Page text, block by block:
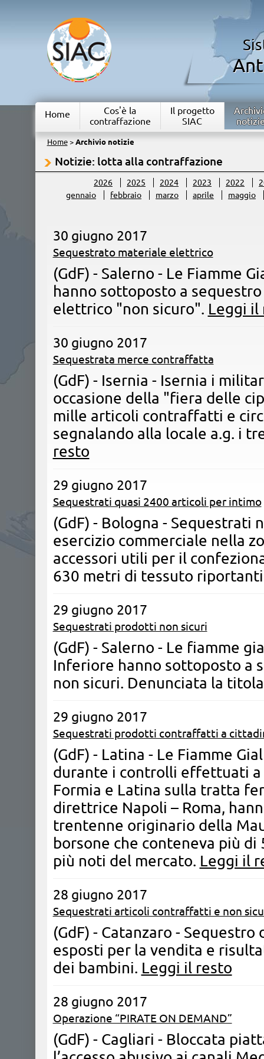
Home
Cos'è la
contraffazione
Il progetto
SIAC
Home> Archivio notizie
Notizie: lotta alla contraffazione
2026 2025 2024 2023 2022
gennaio
febbraio marzo aprile maggio
30 giugno 2017
Sequestrato materiale elettrico
(GdF) - Salerno - Le Fiamme
hanno sottoposto a
elettrico "non sicuro". Leggi il
30 giugno 2017
Sequestrata merce contraffatta
(GdF) - Isernia - Isernia i
occasione della "fiera delle
mille articoli contraffatti e
segnalando alla locale a.g. i
resto
29 giugno 2017
Sequestrati quasi 2400 articoli per intimo
(GdF) - Bologna - Sequestrati
esercizio commerciale nella
accessori utili per il
630 metri di tessuto
29 giugno 2017
Sequestrati prodotti non sicuri
(GdF) - Salerno - Le fiamme
Inferiore hanno sottoposto a
non sicuri. Denunciata la
29 giugno 2017
Sequestrati prodotti contraffatti a
(GdF) - Latina - Le Fiamme
durante i controlli effettuati
Formia e Latina sulla tratta
direttrice Napoli – Roma,
trentenne originario della
borsone che conteneva più
più noti del mercato. Leggi il
28 giugno 2017
Sequestrati articoli contraffatti e non
(GdF) - Catanzaro - Sequestro
esposti per la vendita e
dei bambini. Leggi il resto
28 giugno 2017
Operazione “PIRATE ON DEMAND”
(GdF) - Cagliari - Bloccata